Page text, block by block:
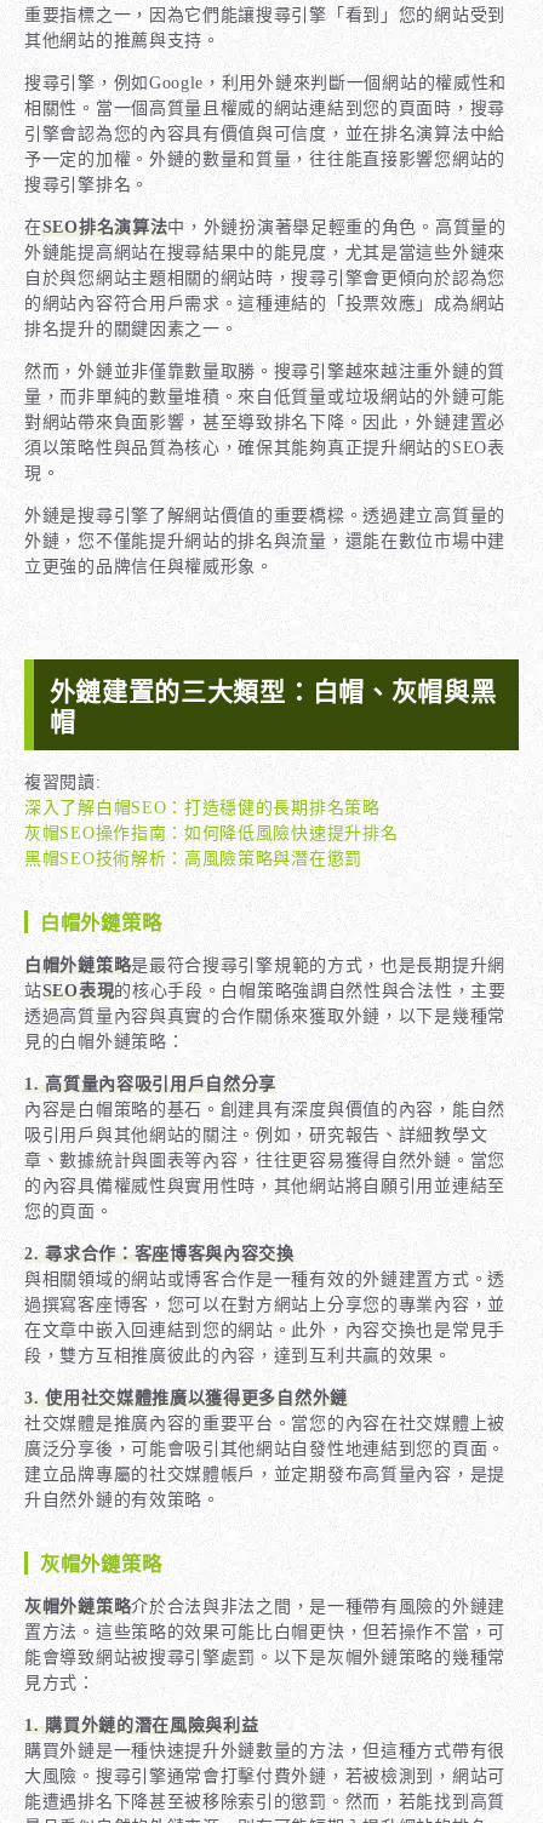
重要指標之一，因為它們能讓搜尋引擎「看到」您的網站受到
其他網站的推薦與支持。
搜尋引擎，例如Google，利用外鏈來判斷一個網站的權威性和
相關性。當一個高質量且權威的網站連結到您的頁面時，搜尋
引擎會認為您的內容具有價值與可信度，並在排名演算法中給
予一定的加權。外鏈的數量和質量，往往能直接影響您網站的
搜尋引擎排名。
在SEO排名演算法中，外鏈扮演著舉足輕重的角色。高質量的
外鏈能提高網站在搜尋結果中的能見度，尤其是當這些外鏈來
自於與您網站主題相關的網站時，搜尋引擎會更傾向於認為您
的網站內容符合用戶需求。這種連結的「投票效應」成為網站
排名提升的關鍵因素之一。
然而，外鏈並非僅靠數量取勝。搜尋引擎越來越注重外鏈的質
量，而非單純的數量堆積。來自低質量或垃圾網站的外鏈可能
對網站帶來負面影響，甚至導致排名下降。因此，外鏈建置必
須以策略性與品質為核心，確保其能夠真正提升網站的SEO表
現。
外鏈是搜尋引擎了解網站價值的重要橋樑。透過建立高質量的
外鏈，您不僅能提升網站的排名與流量，還能在數位市場中建
立更強的品牌信任與權威形象。
外鏈建置的三大類型：白帽、灰帽與黑
帽
複習閱讀:
深入了解白帽SEO：打造穩健的長期排名策略
灰帽SEO操作指南：如何降低風險快速提升排名
黑帽SEO技術解析：高風險策略與潛在懲罰
白帽外鏈策略
白帽外鏈策略是最符合搜尋引擎規範的方式，也是長期提升網
站SEO表現的核心手段。白帽策略強調自然性與合法性，主要
透過高質量內容與真實的合作關係來獲取外鏈，以下是幾種常
見的白帽外鏈策略：
1. 高質量內容吸引用戶自然分享
內容是白帽策略的基石。創建具有深度與價值的內容，能自然
吸引用戶與其他網站的關注。例如，研究報告、詳細教學文
章、數據統計與圖表等內容，往往更容易獲得自然外鏈。當您
的內容具備權威性與實用性時，其他網站將自願引用並連結至
您的頁面。
2. 尋求合作：客座博客與內容交換
與相關領域的網站或博客合作是一種有效的外鏈建置方式。透
過撰寫客座博客，您可以在對方網站上分享您的專業內容，並
在文章中嵌入回連結到您的網站。此外，內容交換也是常見手
段，雙方互相推廣彼此的內容，達到互利共贏的效果。
3. 使用社交媒體推廣以獲得更多自然外鏈
社交媒體是推廣內容的重要平台。當您的內容在社交媒體上被
廣泛分享後，可能會吸引其他網站自發性地連結到您的頁面。
建立品牌專屬的社交媒體帳戶，並定期發布高質量內容，是提
升自然外鏈的有效策略。
灰帽外鏈策略
灰帽外鏈策略介於合法與非法之間，是一種帶有風險的外鏈建
置方法。這些策略的效果可能比白帽更快，但若操作不當，可
能會導致網站被搜尋引擎處罰。以下是灰帽外鏈策略的幾種常
見方式：
1. 購買外鏈的潛在風險與利益
購買外鏈是一種快速提升外鏈數量的方法，但這種方式帶有很
大風險。搜尋引擎通常會打擊付費外鏈，若被檢測到，網站可
能遭遇排名下降甚至被移除索引的懲罰。然而，若能找到高質